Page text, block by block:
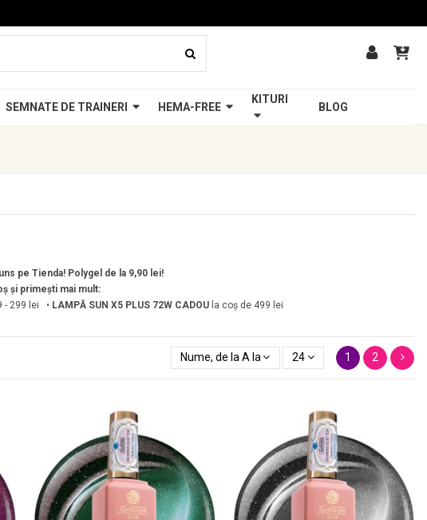
SEMNATE DE TRAINERI HEMA-FREE
KITURI
BLOG
pe Tienda! Polygel de la 9,90 lei!
și primești mai mult:
- 299 lei • LAMPĂ SUN X5 PLUS 72W CADOU la coș de 499 lei
Nume, de la A la Z 24 1 2